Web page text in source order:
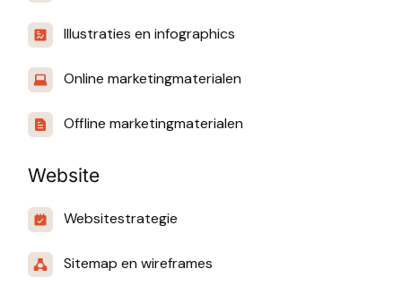
Illustraties en infographics
Online marketingmaterialen
Offline marketingmaterialen
Website
Websitestrategie
Sitemap en wireframes